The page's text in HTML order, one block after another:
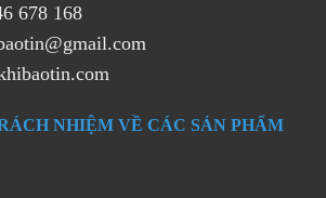
678 168
NHIỆM VỀ CÁC SẢN PHẨM